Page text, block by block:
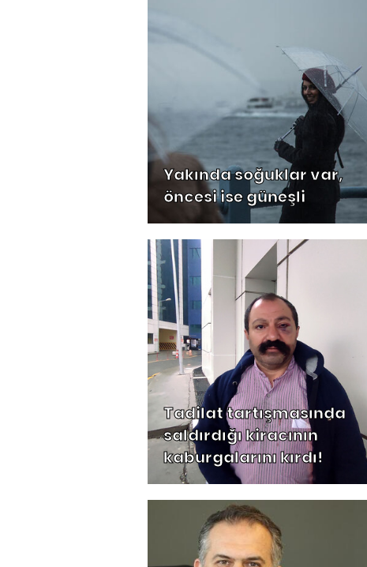
Yakında soğuklar var,
öncesi ise güneşli
Tadilat tartışmasında
saldırdığı kiracının
kaburgalarını kırdı!